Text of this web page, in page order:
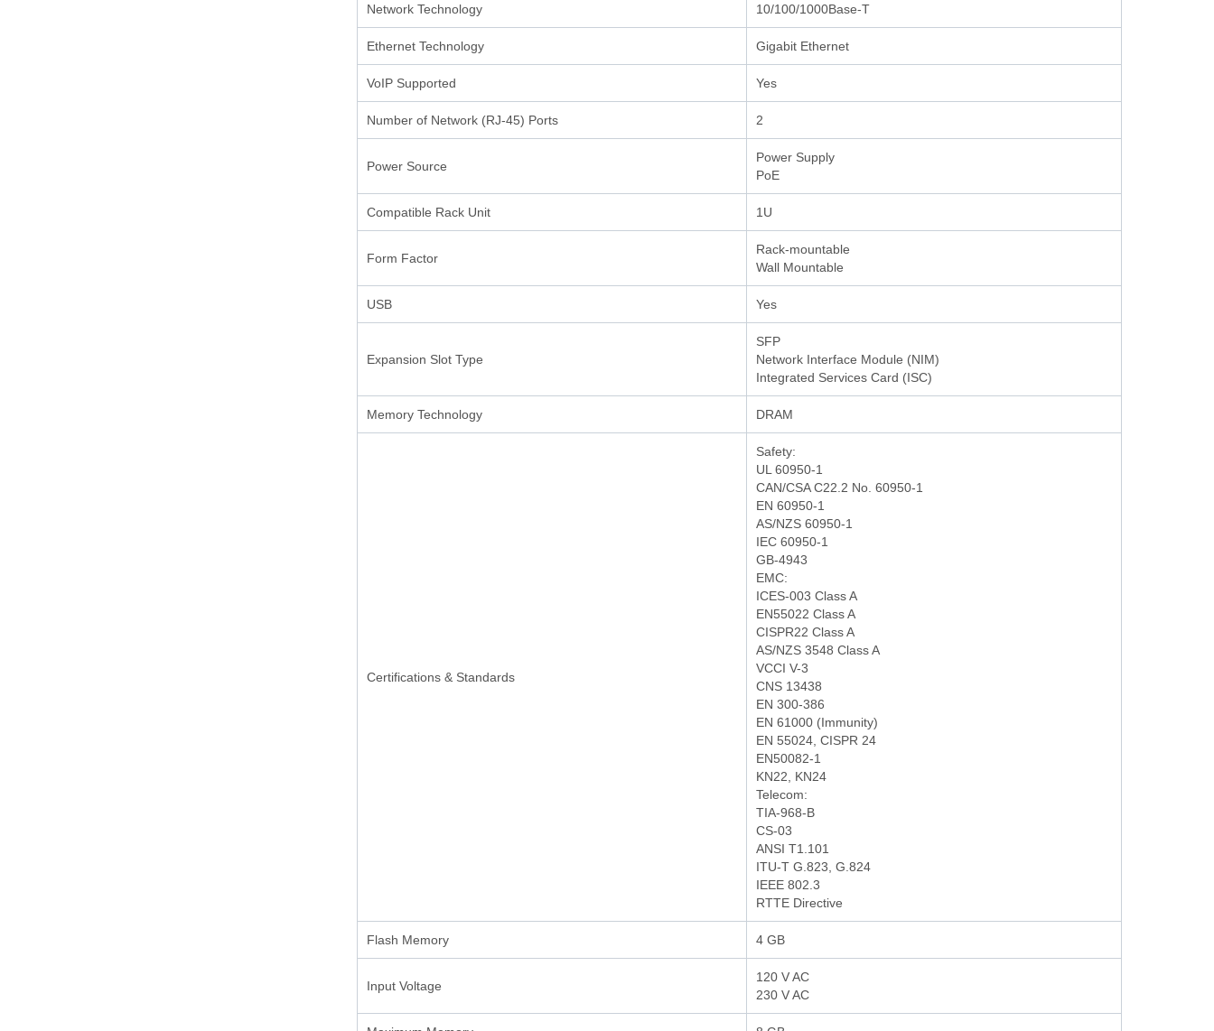
Network Technology 10/100/1000Base-T
Ethernet Technology Gigabit Ethernet
VoIP Supported Yes
Number of Network (RJ-45) Ports 2
Power Source
Power Supply
PoE
Compatible Rack Unit 1U
Form Factor
Rack-mountable
Wall Mountable
USB Yes
Expansion Slot Type
SFP
Network Interface Module (NIM)
Integrated Services Card (ISC)
Memory Technology DRAM
Certifications & Standards
Safety:
UL 60950-1
CAN/CSA C22.2 No. 60950-1
EN 60950-1
AS/NZS 60950-1
IEC 60950-1
GB-4943
EMC:
ICES-003 Class A
EN55022 Class A
CISPR22 Class A
AS/NZS 3548 Class A
VCCI V-3
CNS 13438
EN 300-386
EN 61000 (Immunity)
EN 55024, CISPR 24
EN50082-1
KN22, KN24
Telecom:
TIA-968-B
CS-03
ANSI T1.101
ITU-T G.823, G.824
IEEE 802.3
RTTE Directive
Flash Memory 4 GB
Input Voltage
120 V AC
230 V AC